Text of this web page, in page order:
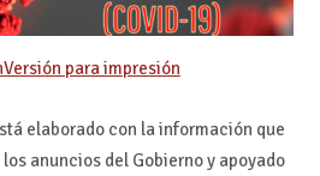
Versión para impresión
elaborado con la información que
anuncios del Gobierno y apoyado